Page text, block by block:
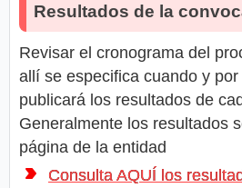
Resultados de la
Revisar el cronograma del
allí se especifica cuando y
publicará los resultados de
Generalmente los resultados
página de la entidad
Consulta AQUÍ los